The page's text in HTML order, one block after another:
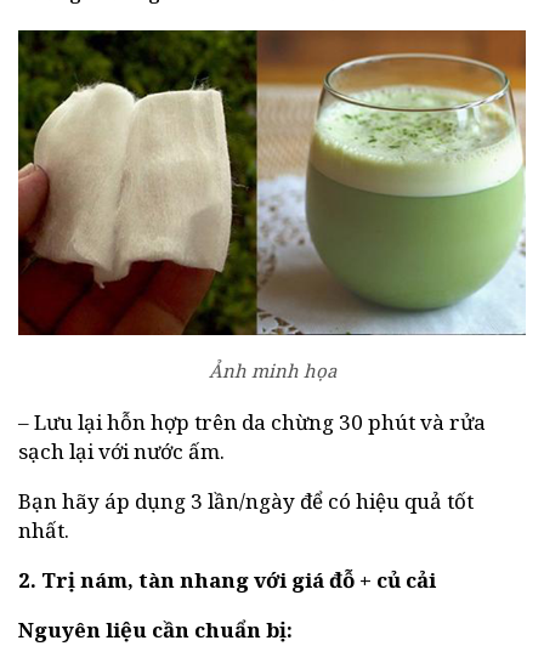
Ảnh minh họa
– Lưu lại hỗn hợp trên da chừng 30 phút và rửa
sạch lại với nước ấm.
Bạn hãy áp dụng 3 lần/ngày để có hiệu quả tốt
nhất.
2. Trị nám, tàn nhang với giá đỗ + củ cải
Nguyên liệu cần chuẩn bị: